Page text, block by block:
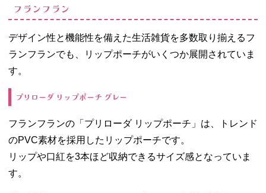
フランフラン
デザイン性と機能性を備えた生活雑貨を多数取り揃えるフ
ランフランでも、リップポーチがいくつか展開されていま
す。
プリローダ リップポーチ グレー
フランフランの「プリローダ リップポーチ」は、トレンド
のPVC素材を採用したリップポーチです。
リップや口紅を3本ほど収納できるサイズ感となっていま
す。